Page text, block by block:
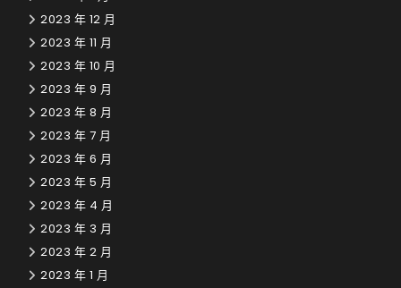
2023 年 12 月
2023 年 11 月
2023 年 10 月
2023 年 9 月
2023 年 8 月
2023 年 7 月
2023 年 6 月
2023 年 5 月
2023 年 4 月
2023 年 3 月
2023 年 2 月
2023 年 1 月